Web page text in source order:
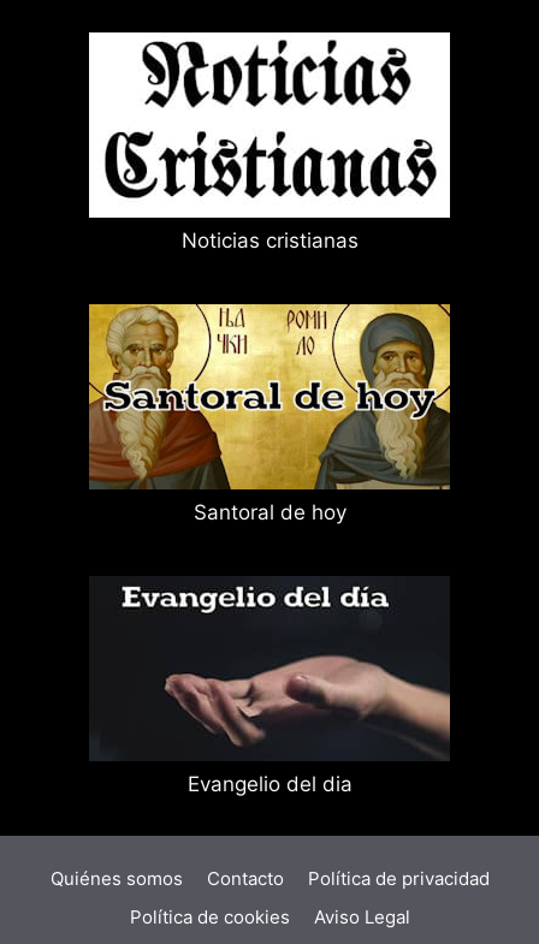
Noticias cristianas
Santoral de hoy
Evangelio del dia
Quiénes somos Contacto
Política de privacidad
Política de cookies
Aviso Legal